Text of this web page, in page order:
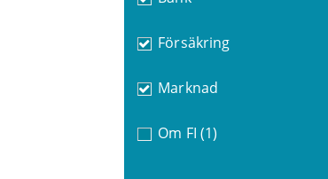
Försäkring
Marknad
Om FI (1)